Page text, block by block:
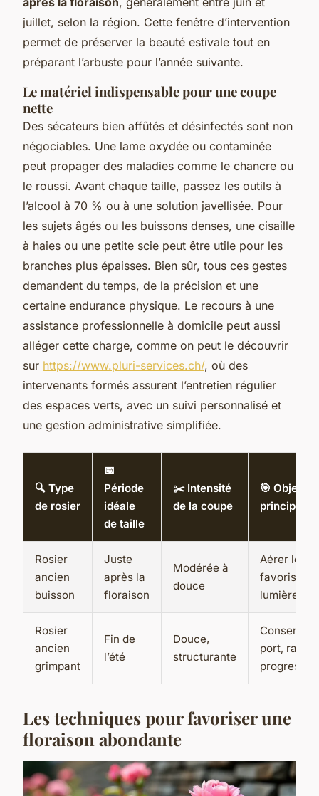
juillet, selon la région. Cette fenêtre d’intervention
permet de préserver la beauté estivale tout en
préparant l’arbuste pour l’année suivante.
Le matériel indispensable pour une coupe
nette
Des sécateurs bien affûtés et désinfectés sont non
négociables. Une lame oxydée ou contaminée
peut propager des maladies comme le chancre ou
le roussi. Avant chaque taille, passez les outils à
l’alcool à 70 % ou à une solution javellisée. Pour
les sujets âgés ou les buissons denses, une cisaille
à haies ou une petite scie peut être utile pour les
branches plus épaisses. Bien sûr, tous ces gestes
demandent du temps, de la précision et une
certaine endurance physique. Le recours à une
assistance professionnelle à domicile peut aussi
alléger cette charge, comme on peut le découvrir
sur https://www.pluri-services.ch/, où des
intervenants formés assurent l’entretien régulier
des espaces verts, avec un suivi personnalisé et
une gestion administrative simplifiée.
🔍 Type
de rosier
📅
Période
idéale
de taille
✂️ Intensité
de la coupe
🎯 Objectif
principal
Rosier
ancien
buisson
Juste
après la
floraison
Modérée à
douce
Aérer le
favoriser la
lumière
Rosier
ancien
grimpant
Fin de
l’été
Douce,
structurante
Conserver
port,
Les techniques pour favoriser une
floraison abondante